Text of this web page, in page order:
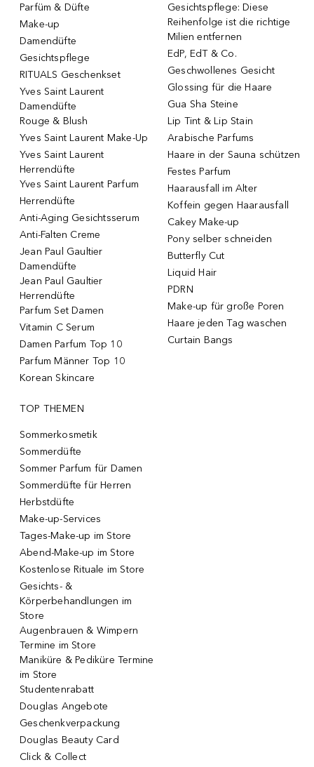
Parfüm & Düfte
Make-up
Damendüfte
Gesichtspflege
RITUALS Geschenkset
Yves Saint Laurent
Damendüfte
Rouge & Blush
Yves Saint Laurent Make-Up
Yves Saint Laurent
Herrendüfte
Yves Saint Laurent Parfum
Herrendüfte
Anti-Aging Gesichtsserum
Anti-Falten Creme
Jean Paul Gaultier
Damendüfte
Jean Paul Gaultier
Herrendüfte
Parfum Set Damen
Vitamin C Serum
Damen Parfum Top 10
Parfum Männer Top 10
Korean Skincare
Gesichtspflege: Diese
Reihenfolge ist die richtige
Milien entfernen
EdP, EdT & Co.
Geschwollenes Gesicht
Glossing für die Haare
Gua Sha Steine
Lip Tint & Lip Stain
Arabische Parfums
Haare in der Sauna schützen
Festes Parfum
Haarausfall im Alter
Koffein gegen Haarausfall
Cakey Make-up
Pony selber schneiden
Butterfly Cut
Liquid Hair
PDRN
Make-up für große Poren
Haare jeden Tag waschen
Curtain Bangs
TOP THEMEN
Sommerkosmetik
Sommerdüfte
Sommer Parfum für Damen
Sommerdüfte für Herren
Herbstdüfte
Make-up-Services
Tages-Make-up im Store
Abend-Make-up im Store
Kostenlose Rituale im Store
Gesichts- &
Körperbehandlungen im
Store
Augenbrauen & Wimpern
Termine im Store
Maniküre & Pediküre Termine
im Store
Studentenrabatt
Douglas Angebote
Geschenkverpackung
Douglas Beauty Card
Click & Collect